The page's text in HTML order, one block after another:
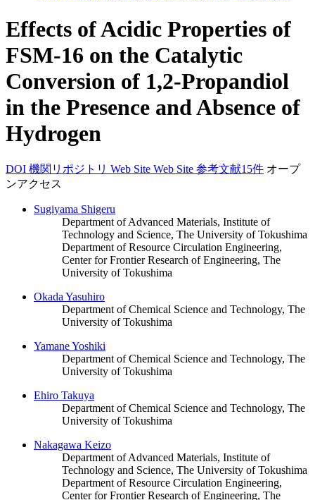
Effects of Acidic Properties of
FSM-16 on the Catalytic
Conversion of 1,2-Propandiol
in the Presence and Absence of
Hydrogen
DOI 機関リポジトリ Web Site Web Site 参考文献15件 オープ
ンアクセス
Sugiyama Shigeru
Department of Advanced Materials, Institute of
Technology and Science, The University of Tokushima
Department of Resource Circulation Engineering,
Center for Frontier Research of Engineering, The
University of Tokushima
Okada Yasuhiro
Department of Chemical Science and Technology, The
University of Tokushima
Yamane Yoshiki
Department of Chemical Science and Technology, The
University of Tokushima
Ehiro Takuya
Department of Chemical Science and Technology, The
University of Tokushima
Nakagawa Keizo
Department of Advanced Materials, Institute of
Technology and Science, The University of Tokushima
Department of Resource Circulation Engineering,
Center for Frontier Research of Engineering, The